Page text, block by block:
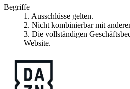
Begriffe
1. Ausschlüsse gelten.
2. Nicht kombinierbar mit
3. Die vollständigen
Website.